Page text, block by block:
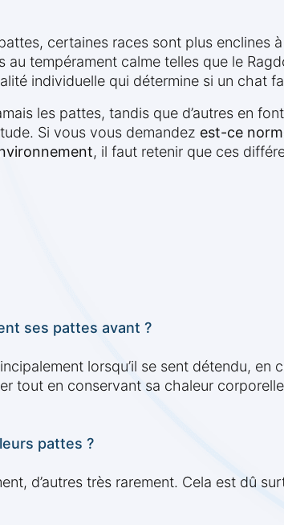
certaines races sont plus enclines
au tempérament calme telles que le
individuelle qui détermine si un chat
les pattes, tandis que d’autres en
Si vous vous demandez est-ce
, il faut retenir que ces
ses pattes avant ?
lorsqu’il se sent détendu, en
tout en conservant sa chaleur
pattes ?
d’autres très rarement. Cela est dû